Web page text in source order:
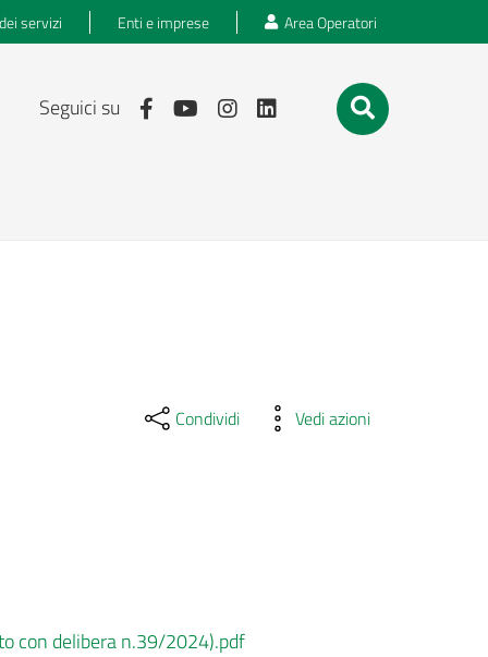
servizi Enti e imprese Area Operatori
Seguici su
Condividi Vedi azioni
con delibera n.39/2024).pdf